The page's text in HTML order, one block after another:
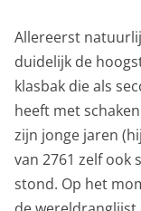
Allereerst
duidelijk de
klasbak die als
heeft met
zijn jonge jaren
van 2761 zelf ook
stond. Op het